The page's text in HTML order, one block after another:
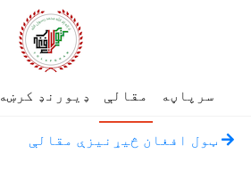
سرپاڼه مقالې ډیورنډ کرښه
ټول افغان څیړنیزې مقالې